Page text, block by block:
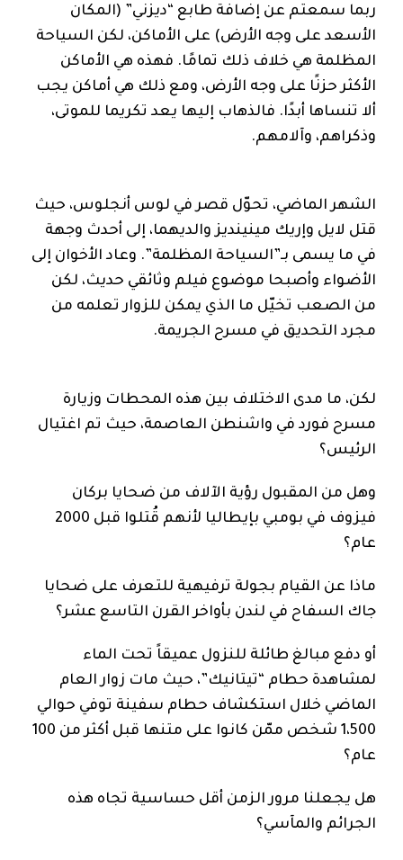
ربما سمعتم عن إضافة طابع “ديزني” (المكان
الأسعد على وجه الأرض) على الأماكن، لكن السياحة
المظلمة هي خلاف ذلك تمامًا. فهذه هي الأماكن
الأكثر حزنًا على وجه الأرض، ومع ذلك هي أماكن يجب
ألا تنساها أبدًا. فالذهاب إليها يعد تكريما للموتى،
وذكراهم، وآلامهم.
الشهر الماضي، تحوّل قصر في لوس أنجلوس، حيث
قتل لايل وإريك مينينديز والديهما، إلى أحدث وجهة
في ما يسمى بـ”السياحة المظلمة”. وعاد الأخوان إلى
الأضواء وأصبحا موضوع فيلم وثائقي حديث، لكن
من الصعب تخيّل ما الذي يمكن للزوار تعلمه من
مجرد التحديق في مسرح الجريمة.
لكن، ما مدى الاختلاف بين هذه المحطات وزيارة
مسرح فورد في واشنطن العاصمة، حيث تم اغتيال
الرئيس؟
وهل من المقبول رؤية الآلاف من ضحايا بركان
فيزوف في بومبي بإيطاليا لأنهم قُتلوا قبل 2000
عام؟
ماذا عن القيام بجولة ترفيهية للتعرف على ضحايا
جاك السفاح في لندن بأواخر القرن التاسع عشر؟
أو دفع مبالغ طائلة للنزول عميقاً تحت الماء
لمشاهدة حطام “تيتانيك”، حيث مات زوار العام
الماضي خلال استكشاف حطام سفينة توفي حوالي
1،500 شخص ممّن كانوا على متنها قبل أكثر من 100
عام؟
هل يجعلنا مرور الزمن أقل حساسية تجاه هذه
الجرائم والمآسي؟